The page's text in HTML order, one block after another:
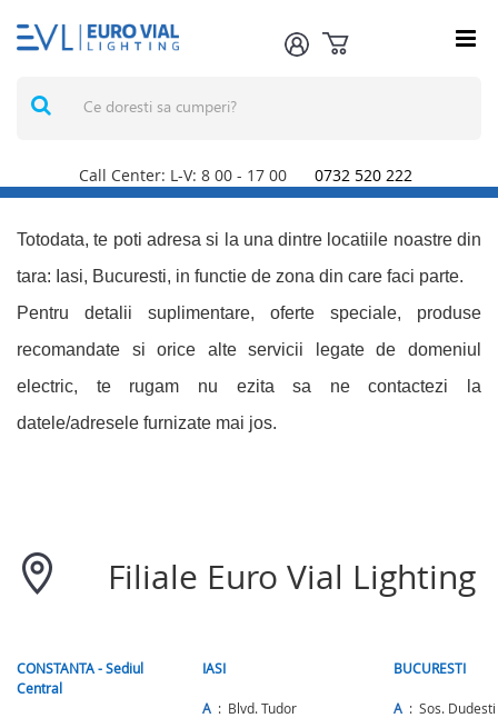
Call Center: L-V: 8 00 - 17 00 0732 520 222
Totodata, te poti adresa si la una dintre locatiile noastre din
tara: Iasi, Bucuresti, in functie de zona din care faci parte.
Pentru detalii suplimentare, oferte speciale, produse
recomandate si orice alte servicii legate de domeniul
electric, te rugam nu ezita sa ne contactezi la
datele/adresele furnizate mai jos.
Filiale Euro Vial Lighting
CONSTANTA - Sediul
Central
IASI
A : Blvd. Tudor
BUCURESTI
A : Sos. Dudesti